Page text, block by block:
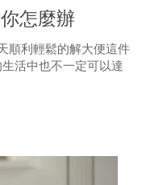
怎麼辦
順利輕鬆的解大便這件
活中也不一定可以達